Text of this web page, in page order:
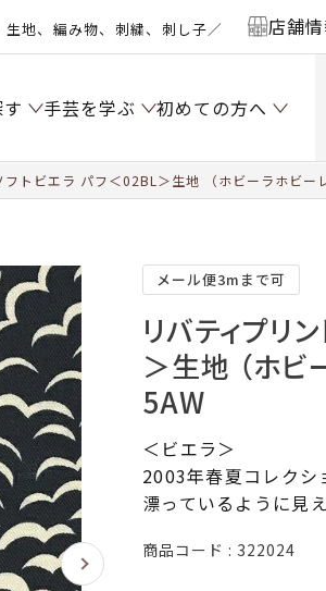
生地、編み物、刺繍、刺し子／ 店舗
手芸を学ぶ 初めての方へ
フトビエラ パフ＜02BL＞生地 （ホビーラホビー
メール便3mまで可
リバティプリ
＞生地 （ホビ
5AW
＜ビエラ＞
2003年春夏コレクシ
漂っているように見
商品コード 322024